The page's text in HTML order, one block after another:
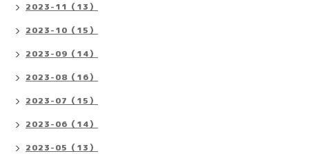
2023-11（13）
2023-10（15）
2023-09（14）
2023-08（16）
2023-07（15）
2023-06（14）
2023-05（13）